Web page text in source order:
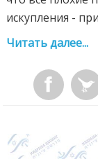
искупления -
Читать далее...